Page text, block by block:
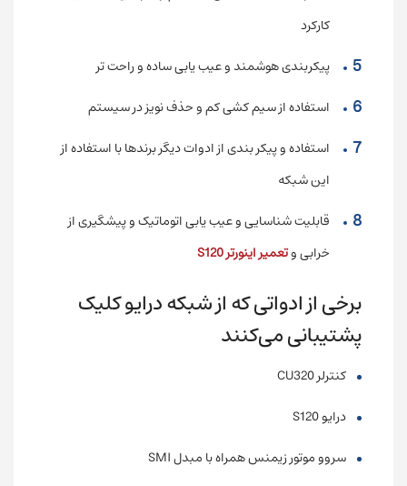
کارکرد
پیکربندی هوشمند و عیب یابی ساده و راحت تر
استفاده از سیم کشی کم و حذف نویز در سیستم
استفاده و پیکر بندی از ادوات دیگر برندها با استفاده از
این شبکه
قابلیت شناسایی و عیب یابی اتوماتیک و پیشگیری از
خرابی وتعمیر اینورتر S120
برخی از ادواتی که از شبکه درایو کلیک
پشتیبانی می‌کنند
کنترلر CU320
درایو S120
سروو موتور زیمنس همراه با مبدل SMI